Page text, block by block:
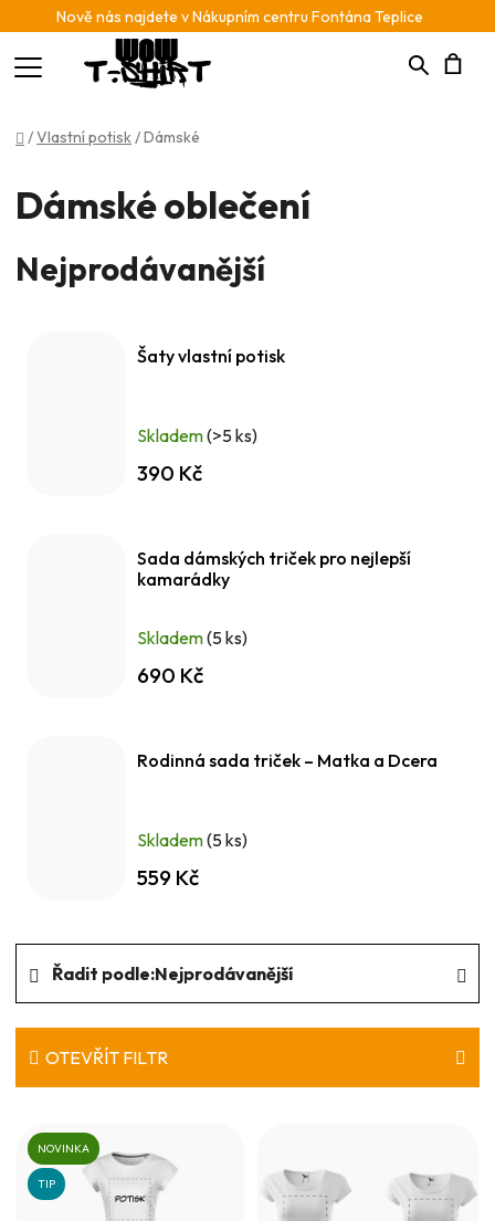
Nově nás najdete v Nákupním centru Fontána Teplice
Hledat
Domů
/Vlastní potisk/Dámské
Dámské oblečení
Nejprodávanější
Šaty vlastní potisk
Skladem(>5 ks)
390 Kč
Sada dámských triček pro nejlepší
kamarádky
Skladem(5 ks)
690 Kč
Rodinná sada triček – Matka a Dcera
Skladem(5 ks)
559 Kč
Ř
a
z
e
n
p
r
Řadit podle:Nejprodávanější
OTEVŘÍT FILTR
V
ý
p
NOVINKA
TIP